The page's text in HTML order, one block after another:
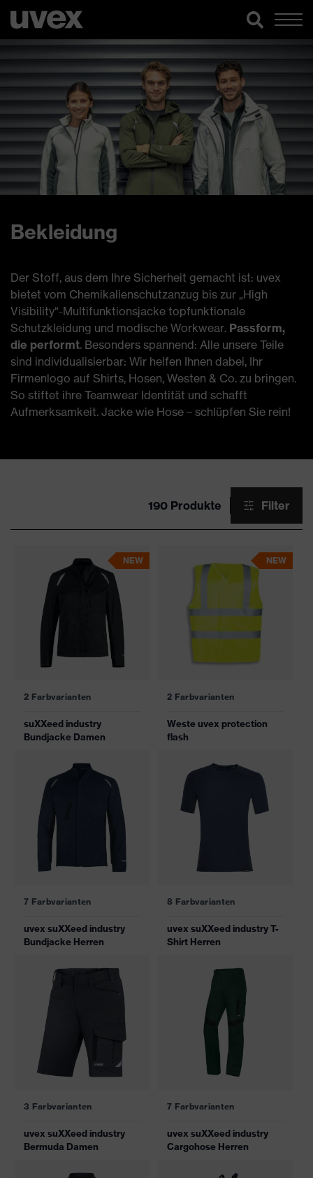
Bekleidung
Der Stoff, aus dem Ihre Sicherheit gemacht ist: uvex
bietet vom Chemikalienschutzanzug bis zur „High
Visibility“-Multifunktionsjacke topfunktionale
Schutzkleidung und modische Workwear. Passform,
die performt. Besonders spannend: Alle unsere Teile
sind individualisierbar: Wir helfen Ihnen dabei, Ihr
Firmenlogo auf Shirts, Hosen, Westen & Co. zu bringen.
So stiftet ihre Teamwear Identität und schafft
Aufmerksamkeit. Jacke wie Hose – schlüpfen Sie rein!
190 Produkte Filter
NEW
2 Farbvarianten
suXXeed industry
Bundjacke Damen
NEW
2 Farbvarianten
Weste uvex protection
flash
7 Farbvarianten
uvex suXXeed industry
Bundjacke Herren
8 Farbvarianten
uvex suXXeed industry T-
Shirt Herren
3 Farbvarianten
uvex suXXeed industry
Bermuda Damen
7 Farbvarianten
uvex suXXeed industry
Cargohose Herren